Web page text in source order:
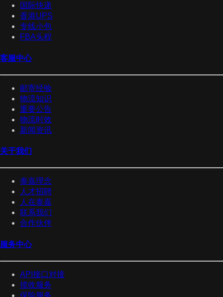
国际快递
香港UPS
专线小包
FBA头程
客服中心
邮寄经验
物流知识
重要公告
物流时效
新闻资讯
关于我们
泰嘉理念
人才招聘
人在泰嘉
联系我们
合作伙伴
服务中心
API接口对接
揽收服务
保险服务